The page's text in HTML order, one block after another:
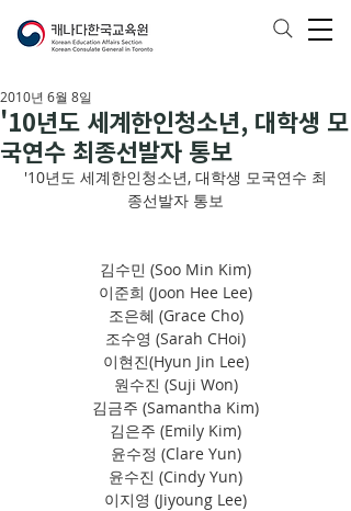
'10년도 세계한인청소년, 대학생 모
국연수 최종선발자 통보
2010년 6월 8일
'10년도 세계한인청소년, 대학생 모국연수 최
종선발자 통보
김수민 (Soo Min Kim)
이준희 (Joon Hee Lee)
조은혜 (Grace Cho)
조수영 (Sarah CHoi)
이현진(Hyun Jin Lee)
원수진 (Suji Won)
김금주 (Samantha Kim)
김은주 (Emily Kim)
윤수정 (Clare Yun)
윤수진 (Cindy Yun)
이지영 (Jiyoung Lee)